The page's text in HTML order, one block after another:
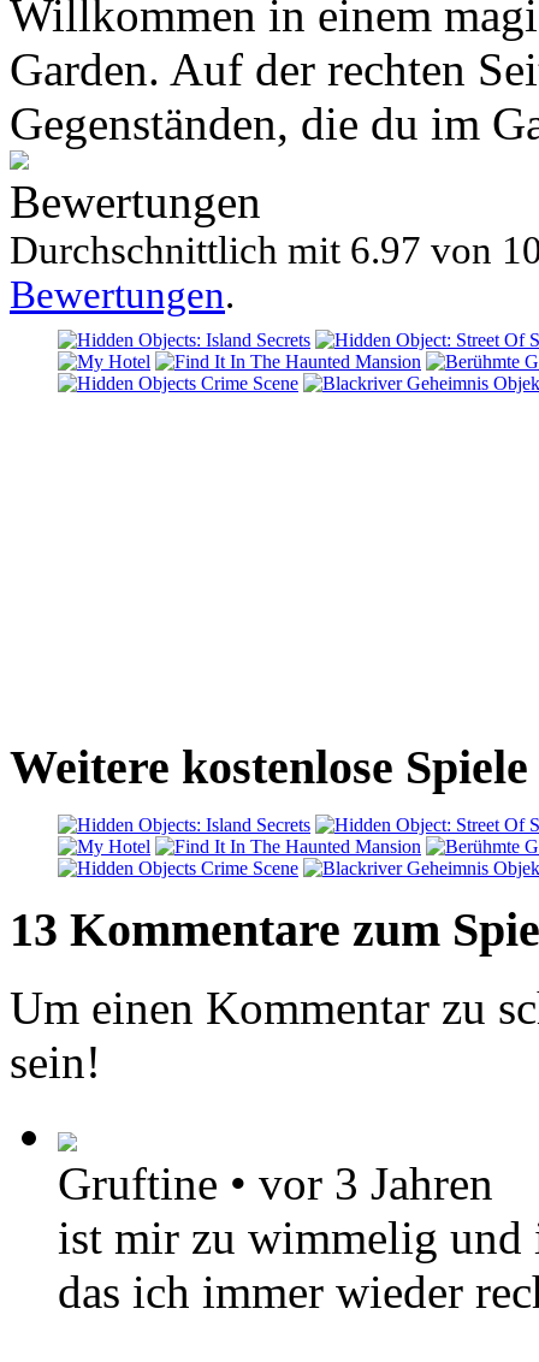
Willkommen in einem
Garden. Auf der rechten
Gegenständen, die du im
Bewertungen
Durchschnittlich mit 6.97 von
Bewertungen.
Weitere kostenlose
13 Kommentare zum
Um einen Kommentar zu
sein!
Gruftine • vor 3 Jahren
ist mir zu wimmelig und
das ich immer wieder